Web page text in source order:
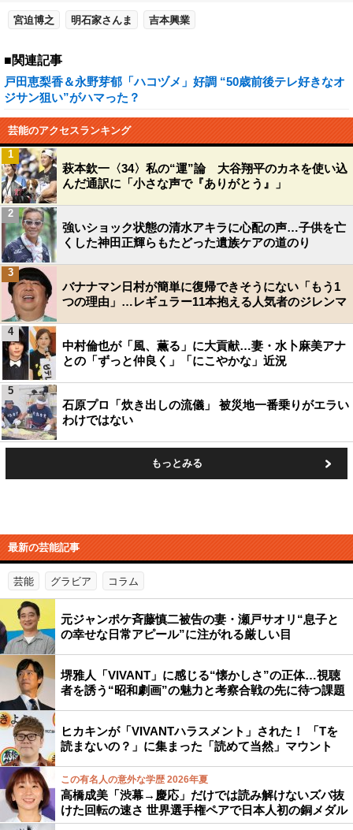
宮迫博之 明石家さんま 吉本興業
■関連記事
戸田恵梨香＆永野芽郁「ハコヅメ」好調 “50歳前後テレ好きなオ
ジサン狙い”がハマった？
芸能のアクセスランキング
萩本欽一〈34〉私の“運”論 大谷翔平のカネを使い込
んだ通訳に「小さな声で『ありがとう』」
1
強いショック状態の清水アキラに心配の声…子供を亡
くした神田正輝らもたどった遺族ケアの道のり
2
バナナマン日村が簡単に復帰できそうにない「もう1
つの理由」…レギュラー11本抱える人気者のジレンマ
3
中村倫也が「風、薫る」に大貢献…妻・水卜麻美アナ
との「ずっと仲良く」「にこやかな」近況
4
石原プロ「炊き出しの流儀」 被災地一番乗りがエラい
わけではない
5
もっとみる
最新の芸能記事
芸能 グラビア コラム
元ジャンポケ斉藤慎二被告の妻・瀬戸サオリ“息子と
の幸せな日常アピール”に注がれる厳しい目
堺雅人「VIVANT」に感じる“懐かしさ”の正体…視聴
者を誘う“昭和劇画”の魅力と考察合戦の先に待つ課題
ヒカキンが「VIVANTハラスメント」された！ 「Tを
読まないの？」に集まった「読めて当然」マウント
この有名人の意外な学歴 2026年夏
高橋成美「渋幕→慶応」だけでは読み解けないズバ抜
けた回転の速さ 世界選手権ペアで日本人初の銅メダル